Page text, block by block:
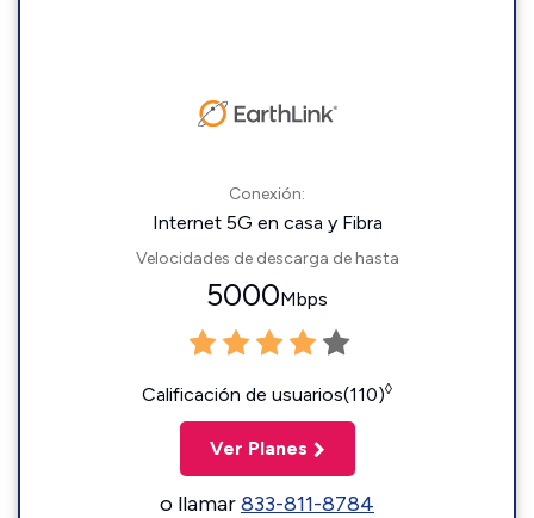
Conexión:
Internet 5G en casa y Fibra
Velocidades de descarga de hasta
5000Mbps
Calificación de usuarios(110)◊
Ver Planes
o llamar833-811-8784